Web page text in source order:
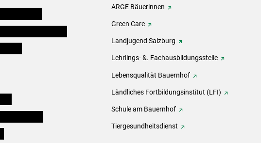
ARGE Bäuerinnen
Green Care
Landjugend Salzburg
Lehrlings- &. Fachausbildungsstelle
Lebensqualität Bauernhof
Ländliches Fortbildungsinstitut (LFI)
Schule am Bauernhof
Tiergesundheitsdienst